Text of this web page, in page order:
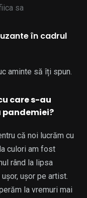
sa
în cadrul
aminte să îți spun.
care s-au
că noi lucrăm cu
culori am fost
rând la lipsa
ușor pe artist.
la vremuri mai